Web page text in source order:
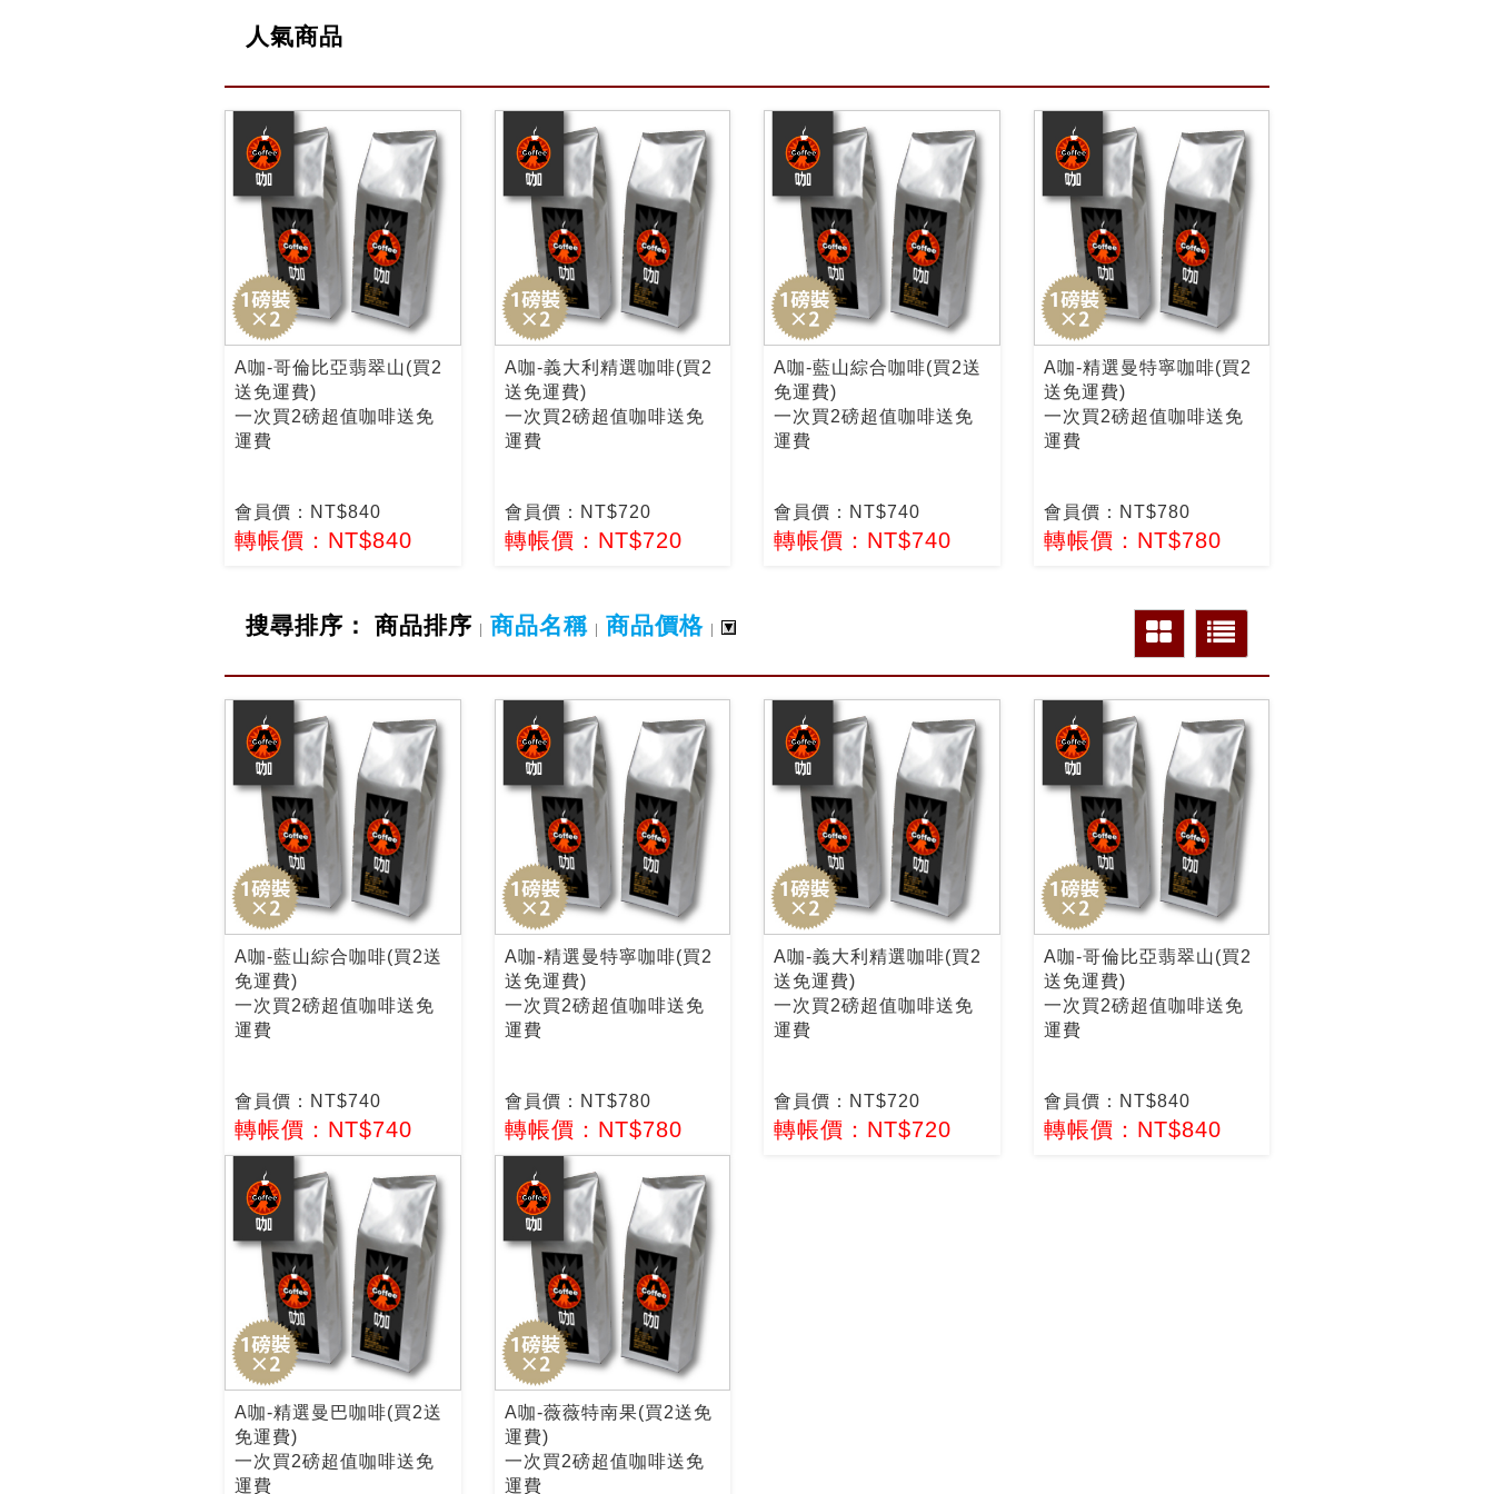
人氣商品
A咖-哥倫比亞翡翠山(買2
送免運費)
一次買2磅超值咖啡送免
運費
會員價：NT$840
轉帳價：NT$840
A咖-義大利精選咖啡(買2
送免運費)
一次買2磅超值咖啡送免
運費
會員價：NT$720
轉帳價：NT$720
A咖-藍山綜合咖啡(買2送
免運費)
一次買2磅超值咖啡送免
運費
會員價：NT$740
轉帳價：NT$740
A咖-精選曼特寧咖啡(買2
送免運費)
一次買2磅超值咖啡送免
運費
會員價：NT$780
轉帳價：NT$780
搜尋排序： 商品排序 | 商品名稱 | 商品價格 |
A咖-藍山綜合咖啡(買2送
免運費)
一次買2磅超值咖啡送免
運費
會員價：NT$740
轉帳價：NT$740
A咖-精選曼特寧咖啡(買2
送免運費)
一次買2磅超值咖啡送免
運費
會員價：NT$780
轉帳價：NT$780
A咖-義大利精選咖啡(買2
送免運費)
一次買2磅超值咖啡送免
運費
會員價：NT$720
轉帳價：NT$720
A咖-哥倫比亞翡翠山(買2
送免運費)
一次買2磅超值咖啡送免
運費
會員價：NT$840
轉帳價：NT$840
A咖-精選曼巴咖啡(買2送
免運費)
一次買2磅超值咖啡送免
運費
A咖-薇薇特南果(買2送免
運費)
一次買2磅超值咖啡送免
運費